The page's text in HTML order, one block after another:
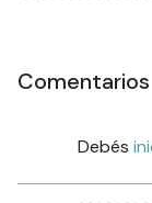
Comentarios
Debés